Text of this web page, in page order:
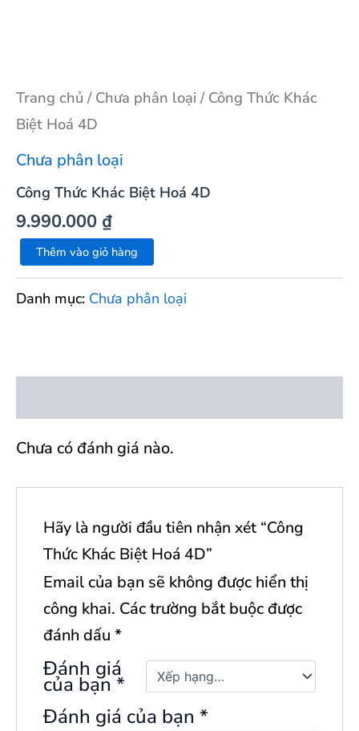
Trang chủ / Chưa phân loại / Công Thức Khác
Biệt Hoá 4D
Chưa phân loại
Công Thức Khác Biệt Hoá 4D
9.990.000 ₫
Thêm vào giỏ hàng
Danh mục: Chưa phân loại
Chưa có đánh giá nào.
Hãy là người đầu tiên nhận xét “Công
Thức Khác Biệt Hoá 4D”
Email của bạn sẽ không được hiển thị
công khai. Các trường bắt buộc được
đánh dấu*
Đánh giá
của bạn*
Đánh giá của bạn*